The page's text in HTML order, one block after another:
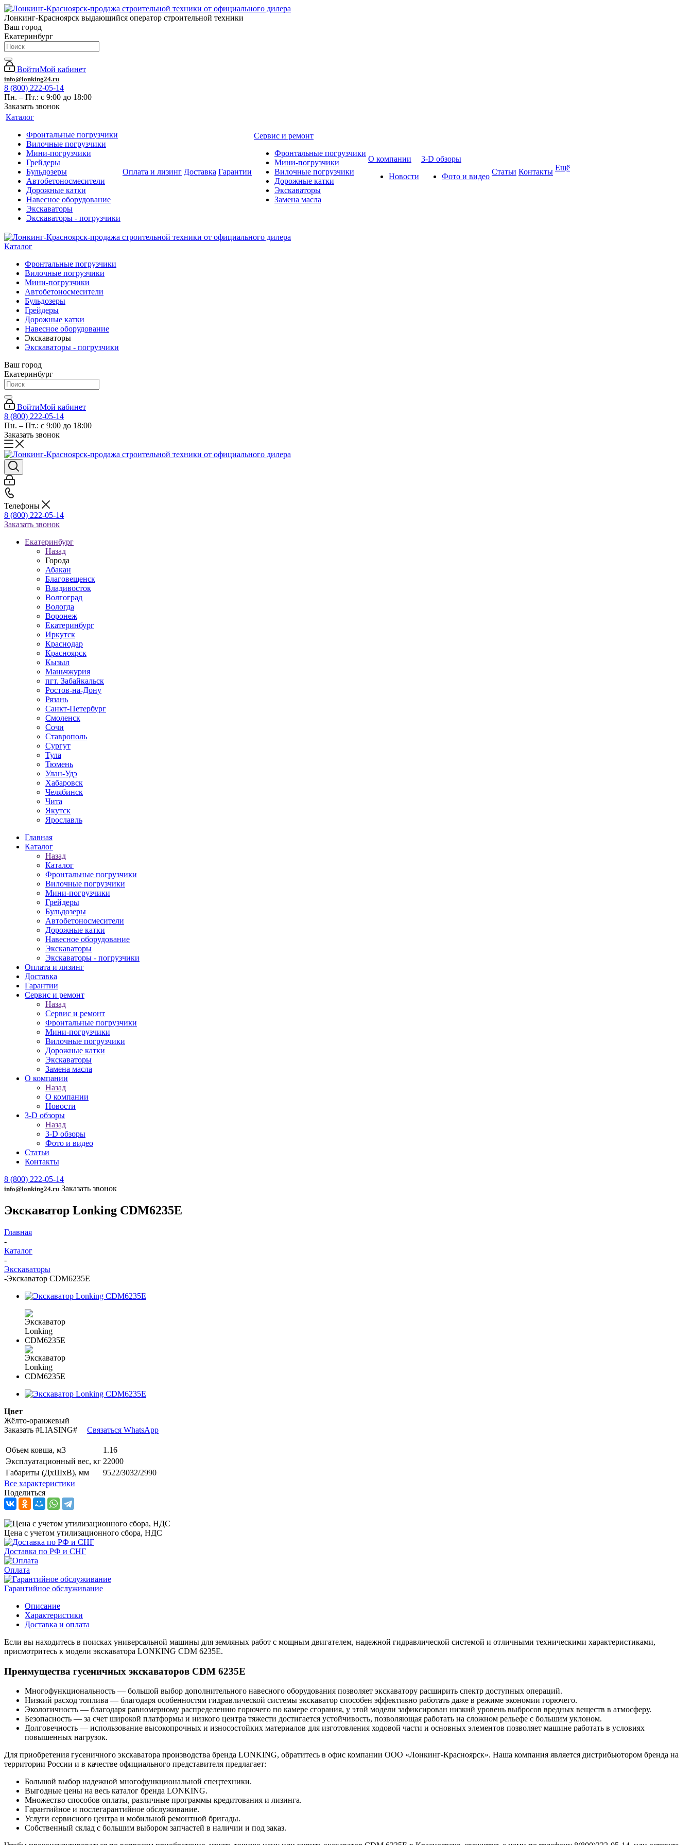
Лонкинг-Красноярск выдающийся оператор строительной техники
Ваш город
Екатеринбург
ВойтиМой кабинет
info@lonking24.ru
8 (800) 222-05-14
Пн. – Пт.: с 9:00 до 18:00
Заказать звонок
Каталог
Фронтальные погрузчики
Вилочные погрузчики
Мини-погрузчики
Грейдеры
Бульдозеры
Автобетоносмесители
Дорожные катки
Навесное оборудование
Экскаваторы
Экскаваторы - погрузчики
Оплата и лизинг Доставка Гарантии
Сервис и ремонт
Фронтальные погрузчики
Мини-погрузчики
Вилочные погрузчики
Дорожные катки
Экскаваторы
Замена масла
О компании
Новости
3-D обзоры
Фото и видео
Статьи Контакты Ещё
Каталог
Фронтальные погрузчики
Вилочные погрузчики
Мини-погрузчики
Автобетоносмесители
Бульдозеры
Грейдеры
Дорожные катки
Навесное оборудование
Экскаваторы
Экскаваторы - погрузчики
Ваш город
Екатеринбург
ВойтиМой кабинет
8 (800) 222-05-14
Пн. – Пт.: с 9:00 до 18:00
Заказать звонок
Телефоны
8 (800) 222-05-14
Заказать звонок
Екатеринбург
Назад
Города
Абакан
Благовещенск
Владивосток
Волгоград
Вологда
Воронеж
Екатеринбург
Иркутск
Краснодар
Красноярск
Кызыл
Маньчжурия
пгт. Забайкальск
Ростов-на-Дону
Рязань
Санкт-Петербург
Смоленск
Сочи
Ставрополь
Сургут
Тула
Тюмень
Улан-Удэ
Хабаровск
Челябинск
Чита
Якутск
Ярославль
Главная
Каталог
Назад
Каталог
Фронтальные погрузчики
Вилочные погрузчики
Мини-погрузчики
Грейдеры
Бульдозеры
Автобетоносмесители
Дорожные катки
Навесное оборудование
Экскаваторы
Экскаваторы - погрузчики
Оплата и лизинг
Доставка
Гарантии
Сервис и ремонт
Назад
Сервис и ремонт
Фронтальные погрузчики
Мини-погрузчики
Вилочные погрузчики
Дорожные катки
Экскаваторы
Замена масла
О компании
Назад
О компании
Новости
3-D обзоры
Назад
3-D обзоры
Фото и видео
Статьи
Контакты
8 (800) 222-05-14
info@lonking24.ru Заказать звонок
Экскаватор Lonking CDM6235E
Главная
-
Каталог
-
Экскаваторы
-Экскаватор CDM6235E
Цвет
Жёлто-оранжевый
Заказать #LIASING# Связаться WhatsApp
Объем ковша, м3
1.16
Эксплуатационный вес, кг 22000
Габариты (ДхШхВ), мм
9522/3032/2990
Все характеристики
Поделиться
Цена с учетом утилизационного сбора, НДС
Доставка по РФ и СНГ
Оплата
Гарантийное обслуживание
Описание
Характеристики
Доставка и оплата
Если вы находитесь в поисках универсальной машины для земляных работ с мощным двигателем, надежной гидравлической системой и отличными техническими характеристиками,
присмотритесь к модели экскаватора LONKING CDM 6235E.
Преимущества гусеничных экскаваторов CDM 6235E
Многофункциональность — большой выбор дополнительного навесного оборудования позволяет экскаватору расширить спектр доступных операций.
Низкий расход топлива — благодаря особенностям гидравлической системы экскаватор способен эффективно работать даже в режиме экономии горючего.
Экологичность — благодаря равномерному распределению горючего по камере сгорания, у этой модели зафиксирован низкий уровень выбросов вредных веществ в атмосферу.
Безопасность — за счет широкой платформы и низкого центра тяжести достигается устойчивость, позволяющая работать на сложном рельефе с большим уклоном.
Долговечность — использование высокопрочных и износостойких материалов для изготовления ходовой части и основных элементов позволяет машине работать в условиях
повышенных нагрузок.
Для приобретения гусеничного экскаватора производства бренда LONKING, обратитесь в офис компании ООО «Лонкинг-Красноярск». Наша компания является дистрибьютором бренда на
территории России и в качестве официального представителя предлагает:
Большой выбор надежной многофункциональной спецтехники.
Выгодные цены на весь каталог бренда LONKING.
Множество способов оплаты, различные программы кредитования и лизинга.
Гарантийное и послегарантийное обслуживание.
Услуги сервисного центра и мобильной ремонтной бригады.
Собственный склад с большим выбором запчастей в наличии и под заказ.